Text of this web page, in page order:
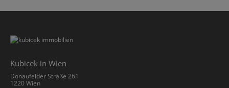
Kubicek in Wien
Donaufelder Straße 261
1220 Wien